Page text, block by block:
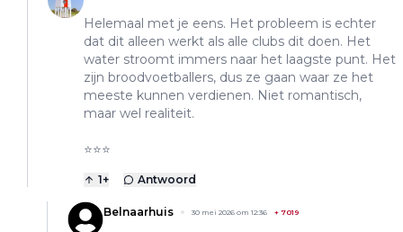
Helemaal met je eens. Het probleem is echter
dat dit alleen werkt als alle clubs dit doen. Het
water stroomt immers naar het laagste punt. Het
zijn broodvoetballers, dus ze gaan waar ze het
meeste kunnen verdienen. Niet romantisch,
maar wel realiteit.
⭐️⭐️⭐️
1+ Antwoord
Belnaarhuis 30 mei 2026 om 12:36 + 7019